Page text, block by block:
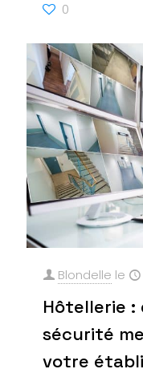
0
Blondelle le
Hôtellerie :
sécurité
votre